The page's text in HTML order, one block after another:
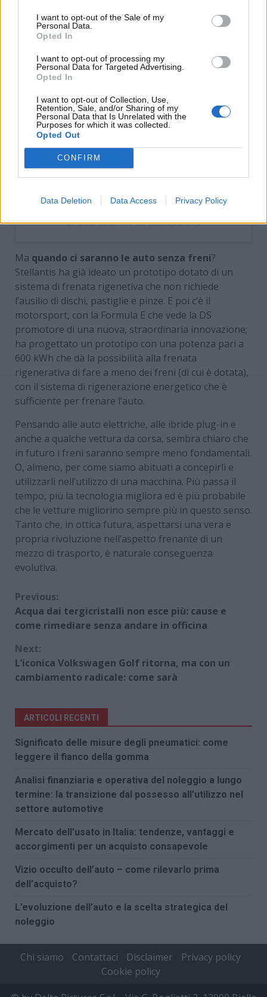
I want to opt-out of the Sale of my
Personal Data.
Opted In
I want to opt-out of processing my
Personal Data for Targeted Advertising.
Opted In
I want to opt-out of Collection, Use,
Retention, Sale, and/or Sharing of my
Personal Data that Is Unrelated with the
Purposes for which it was collected.
Opted Out
CONFIRM
Data Deletion Data Access Privacy Policy
Visualizza questo post su Instagram
Un post condiviso da @autopartbes
Ma quando ci saranno le auto senza freni?
Stellantis ha già ideato un prototipo dotato di un
sistema di frenata rigenetiva che non richiede
l’ausilio di dischi, pastiglie e pinze. E poi c’è il
motorsport, con la Formula E che vede la DS
promotore di una nuova, straordinaria innovazione;
ha progettato un prototipo con una potenza pari a
600 kWh che dà la possibilità alla frenata
rigenerativa di fare a meno dei freni (di cui è dotata),
con il sistema di rigenerazione energetico che è
sufficiente per frenare l’auto.
Pensando alle auto elettriche, alle ibride plug-in e
anche a qualche vettura da corsa, sembra chiaro che
in futuro i freni saranno sempre meno fondamentali.
O, almeno, per come siamo abituati a concepirli e
utilizzarli nell’utilizzo di una macchina. Più passa il
tempo, più la tecnologia migliora ed è più probabile
che le vetture migliorino sempre più in questo senso.
Tanto che, in ottica futura, aspettarsi una vera e
propria rivoluzione nell’aspetto frenante di un
mezzo di trasporto, è naturale conseguenza
evolutiva.
Continue
Reading
Previous:
Acqua dai tergicristalli non esce più: cause e
come rimediare senza andare in officina
Next:
L’iconica Volkswagen Golf ritorna, ma con un
cambiamento radicale: come sarà
ARTICOLI RECENTI
Significato delle misure degli pneumatici: come
leggere il fianco della gomma
Analisi finanziaria e operativa del noleggio a lungo
termine: la transizione dal possesso all’utilizzo nel
settore automotive
Mercato dell’usato in Italia: tendenze, vantaggi e
accorgimenti per un acquisto consapevole
Vizio occulto dell’auto – come rilevarlo prima
dell’acquisto?
L’evoluzione dell’auto e la scelta strategica del
noleggio
Chi siamo Contattaci Disclaimer
Privacy policy
Cookie policy